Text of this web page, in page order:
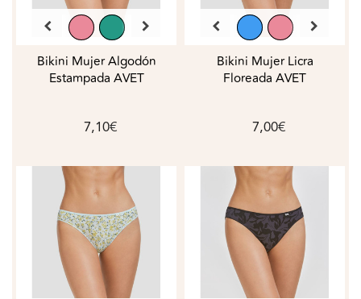
Bikini Mujer Algodón
Estampada AVET
7,10€
Bikini Mujer Licra
Floreada AVET
7,00€